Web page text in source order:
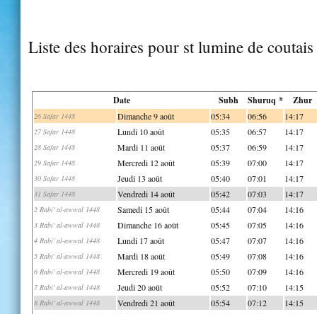
Liste des horaires pour st lumine de coutais
Date Subh Shuruq * Zhur
26 Safar 1448 Dimanche 9 août 05:34 06:56 14:17
27 Safar 1448 Lundi 10 août 05:35 06:57 14:17
28 Safar 1448 Mardi 11 août 05:37 06:59 14:17
29 Safar 1448 Mercredi 12 août 05:39 07:00 14:17
30 Safar 1448 Jeudi 13 août 05:40 07:01 14:17
31 Safar 1448 Vendredi 14 août 05:42 07:03 14:17
2 Rabi' al-awwal 1448 Samedi 15 août 05:44 07:04 14:16
3 Rabi' al-awwal 1448 Dimanche 16 août 05:45 07:05 14:16
4 Rabi' al-awwal 1448 Lundi 17 août 05:47 07:07 14:16
5 Rabi' al-awwal 1448 Mardi 18 août 05:49 07:08 14:16
6 Rabi' al-awwal 1448 Mercredi 19 août 05:50 07:09 14:16
7 Rabi' al-awwal 1448 Jeudi 20 août 05:52 07:10 14:15
8 Rabi' al-awwal 1448 Vendredi 21 août 05:54 07:12 14:15